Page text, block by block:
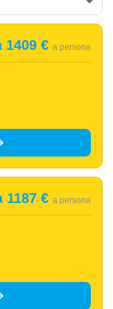
1409 € a persona
1187 € a persona